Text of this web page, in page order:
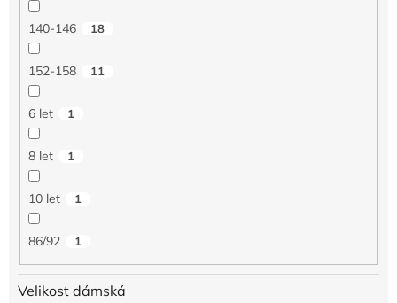
140-146 18
152-158 11
6 let 1
8 let 1
10 let 1
86/92 1
Velikost dámská